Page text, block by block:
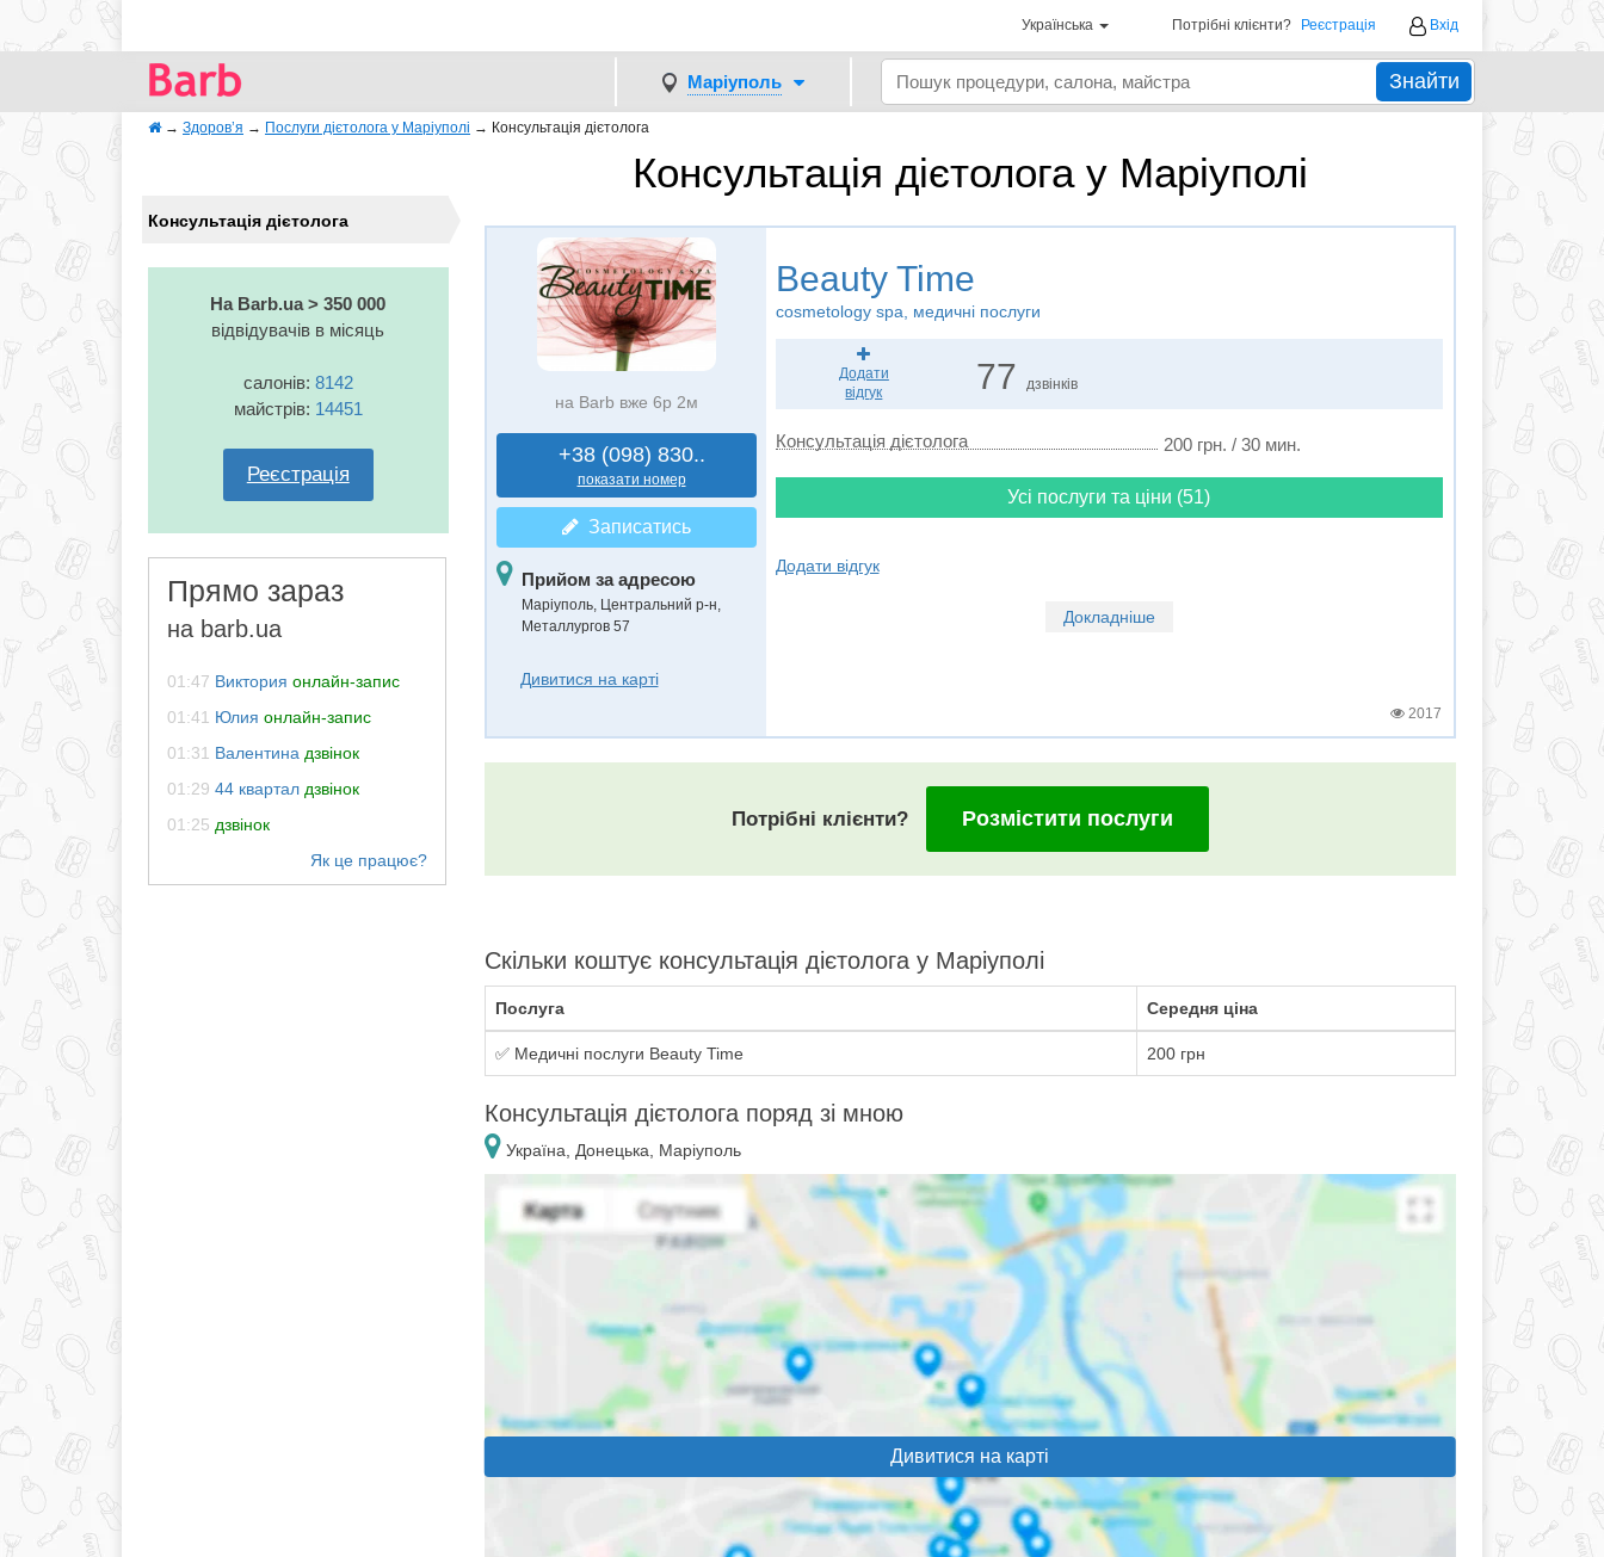
Українська Потрібні клієнти? Реєстрація Вхід
Маріуполь Знайти
→ Здоров’я → Послуги дієтолога у Маріуполi → Консультація дієтолога
Консультація дієтолога у Маріуполi
Консультація дієтолога
На Barb.ua > 350 000
відвідувачів в місяць
салонів: 8142
майстрів: 14451
Реєстрація
Прямо зараз
на barb.ua
01:47 Виктория онлайн-запис
01:41 Юлия онлайн-запис
01:31 Валентина дзвінок
01:29 44 квартал дзвінок
01:25 дзвінок
на Barb вже 6р 2м
+38 (098) 830..
показати номер
Записатись
Прийом за адресою
Маріуполь, Центральний р-н,
Металлургов 57
Дивитися на карті
Beauty Time
cosmetology spa, медичні послуги
Додати
відгук
77 дзвінків
Консультація дієтолога 200 грн. / 30 мин.
Усі послуги та ціни (51)
Додати відгук
Докладніше
2017
Потрібні клієнти? Розмістити послуги
Скільки коштує консультація дієтолога у Маріуполi
Послуга Середня ціна
✅ Медичні послуги Beauty Time 200 грн
Консультація дієтолога поряд зі мною
Україна, Донецька, Маріуполь
Дивитися на карті